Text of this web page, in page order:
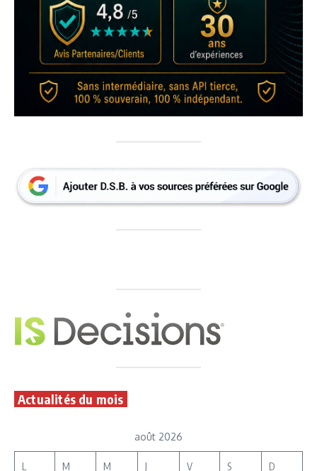
Actualités du mois
août 2026
L M M J V S D